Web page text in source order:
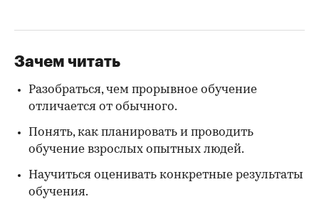
Зачем читать
Разобраться, чем прорывное обучение
отличается от обычного.
Понять, как планировать и проводить
обучение взрослых опытных людей.
Научиться оценивать конкретные результаты
обучения.